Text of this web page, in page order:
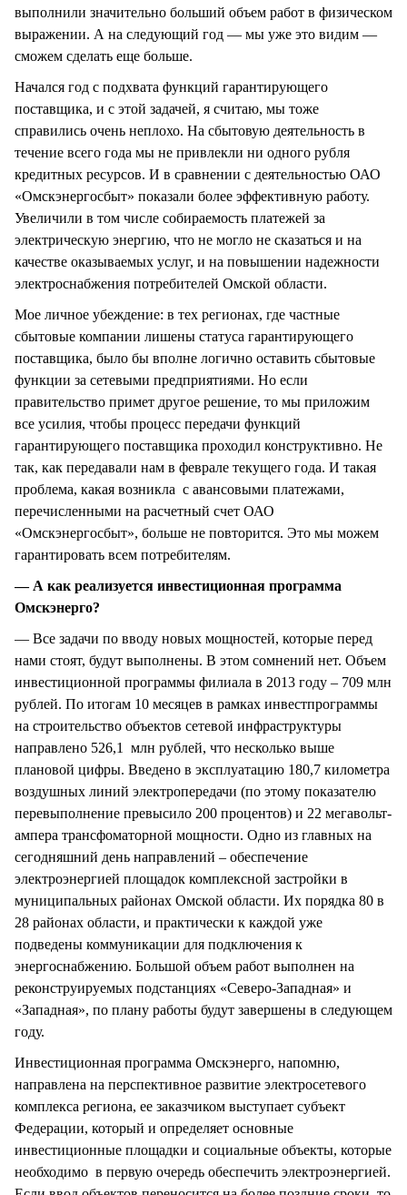
выполнили значительно больший объем работ в физическом
выражении. А на следующий год — мы уже это видим —
сможем сделать еще больше.
Начался год с подхвата функций гарантирующего
поставщика, и с этой задачей, я считаю, мы тоже
справились очень неплохо. На сбытовую деятельность в
течение всего года мы не привлекли ни одного рубля
кредитных ресурсов. И в сравнении с деятельностью ОАО
«Омскэнергосбыт» показали более эффективную работу.
Увеличили в том числе собираемость платежей за
электрическую энергию, что не могло не сказаться и на
качестве оказываемых услуг, и на повышении надежности
электроснабжения потребителей Омской области.
Мое личное убеждение: в тех регионах, где частные
сбытовые компании лишены статуса гарантирующего
поставщика, было бы вполне логично оставить сбытовые
функции за сетевыми предприятиями. Но если
правительство примет другое решение, то мы приложим
все усилия, чтобы процесс передачи функций
гарантирующего поставщика проходил конструктивно. Не
так, как передавали нам в феврале текущего года. И такая
проблема, какая возникла с авансовыми платежами,
перечисленными на расчетный счет ОАО
«Омскэнергосбыт», больше не повторится. Это мы можем
гарантировать всем потребителям.
— А как реализуется инвестиционная программа
Омскэнерго?
— Все задачи по вводу новых мощностей, которые перед
нами стоят, будут выполнены. В этом сомнений нет. Объем
инвестиционной программы филиала в 2013 году – 709 млн
рублей. По итогам 10 месяцев в рамках инвестпрограммы
на строительство объектов сетевой инфраструктуры
направлено 526,1 млн рублей, что несколько выше
плановой цифры. Введено в эксплуатацию 180,7 километра
воздушных линий электропередачи (по этому показателю
перевыполнение превысило 200 процентов) и 22 мегавольт-
ампера трансфоматорной мощности. Одно из главных на
сегодняшний день направлений – обеспечение
электроэнергией площадок комплексной застройки в
муниципальных районах Омской области. Их порядка 80 в
28 районах области, и практически к каждой уже
подведены коммуникации для подключения к
энергоснабжению. Большой объем работ выполнен на
реконструируемых подстанциях «Северо-Западная» и
«Западная», по плану работы будут завершены в следующем
году.
Инвестиционная программа Омскэнерго, напомню,
направлена на перспективное развитие электросетевого
комплекса региона, ее заказчиком выступает субъект
Федерации, который и определяет основные
инвестиционные площадки и социальные объекты, которые
необходимо в первую очередь обеспечить электроэнергией.